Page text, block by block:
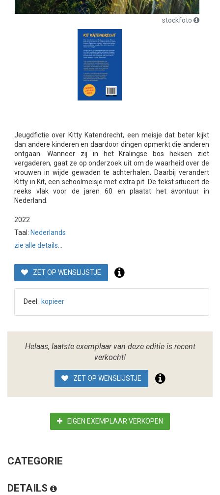
stockfoto
Jeugdfictie over Kitty Katendrecht, een meisje dat beter kijkt
dan andere kinderen en daardoor dingen opmerkt die anderen
ontgaan. Wanneer zij in het Kralingse bos heksen ziet
vergaderen, gaat ze op onderzoek uit om de waarheid over de
vrouwen in wijde gewaden te achterhalen. Daarbij verandert
Kitty in Kit, een schoolmeisje met extra pit. De tekst situeert de
reeks vlak voor de jaren 60 en plaatst het avontuur in
Nederland.
2022
Taal: Nederlands
zie alle details...
ZET OP WENSLIJSTJE
Deel: kopieer
Helaas, laatste exemplaar van deze editie is recent
verkocht!
ZET OP WENSLIJSTJE
EIGEN EXEMPLAAR VERKOPEN
CATEGORIE
DETAILS